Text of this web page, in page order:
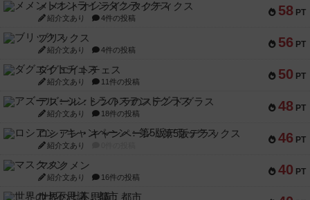
58 PT
メメントオンラインタクティクス
紹介文あり 4件の投稿
56 PT
ブリックス
紹介文あり 4件の投稿
50 PT
ダグエイトチェス
紹介文あり 11件の投稿
48 PT
アズール：シントラのステンドグラス
紹介文あり 18件の投稿
46 PT
ロシアン・キャンペーン：第5版デラックス
紹介文あり
40 PT
マスクメン
紹介文あり 16件の投稿
世界の七不思議：都市